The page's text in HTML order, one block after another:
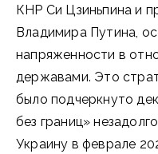
КНР Си Цзиньпина и
Владимира Путина,
напряженности в
державами. Это
было подчеркнуто
без границ»
Украину в феврале